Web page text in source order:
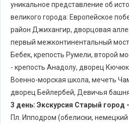
уникальное представление об
великого города: Европейское
район Джихангир, дворцовая
первый межконтинентальный
Бебек, крепость Румели, второй
- крепость Анадолу, дворец
Военно-морская школа, мечеть
дворец Бейлербей, Девичья
3 день: Экскурсия Старый город
Пл. Ипподром (обелиски, немецкий